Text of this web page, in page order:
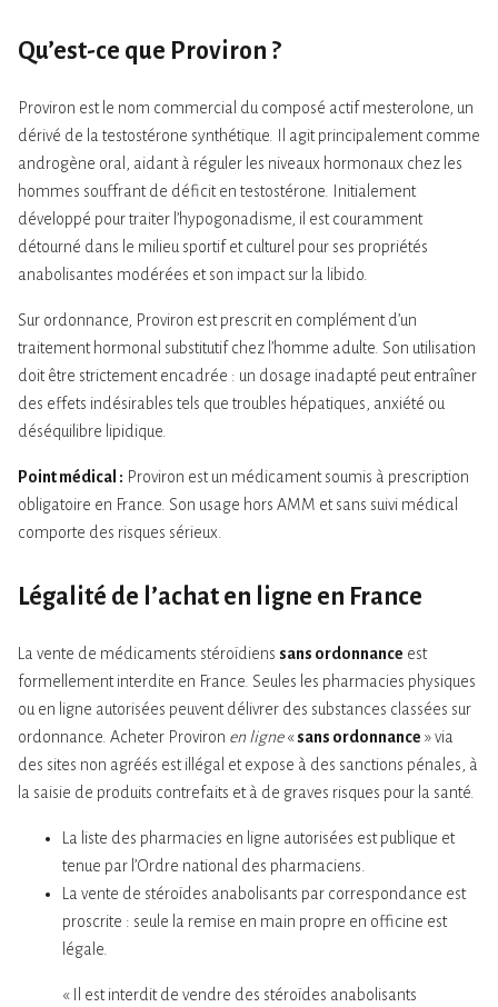
Qu’est-ce que Proviron ?
Proviron est le nom commercial du composé actif mesterolone, un
dérivé de la testostérone synthétique. Il agit principalement comme
androgène oral, aidant à réguler les niveaux hormonaux chez les
hommes souffrant de déficit en testostérone. Initialement
développé pour traiter l’hypogonadisme, il est couramment
détourné dans le milieu sportif et culturel pour ses propriétés
anabolisantes modérées et son impact sur la libido.
Sur ordonnance, Proviron est prescrit en complément d’un
traitement hormonal substitutif chez l’homme adulte. Son utilisation
doit être strictement encadrée : un dosage inadapté peut entraîner
des effets indésirables tels que troubles hépatiques, anxiété ou
déséquilibre lipidique.
Point médical : Proviron est un médicament soumis à prescription
obligatoire en France. Son usage hors AMM et sans suivi médical
comporte des risques sérieux.
Légalité de l’achat en ligne en France
La vente de médicaments stéroïdiens sans ordonnance est
formellement interdite en France. Seules les pharmacies physiques
ou en ligne autorisées peuvent délivrer des substances classées sur
ordonnance. Ache­ter Proviron en ligne«sans ordonnance » via
des sites non agréés est illégal et expose à des sanctions pénales, à
la saisie de produits contrefaits et à de graves risques pour la santé.
La liste des pharmacies en ligne autorisées est publique et
tenue par l’Ordre national des pharmaciens.
La vente de stéroïdes anabolisants par correspondance est
proscrite : seule la remise en main propre en officine est
légale.
« Il est interdit de vendre des stéroïdes anabolisants